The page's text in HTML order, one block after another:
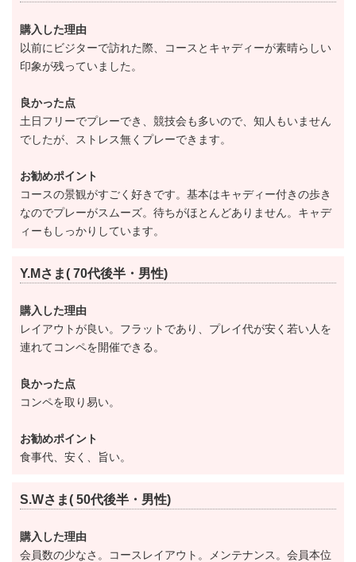
アスレチックガーデンゴルフ倶楽部のプレースタイル
はキャディー付き、徒歩が基本となります。
またセルフプレーの場合はフェアウェイの乗り入れOK
の乗用カート（2人用）の貸出を行っております。
キャディはコースアドバイザーとしての教育に力を入
れており、質の高さは評判です。
正確なコース読み、的確なアドバイスでゴルファーの1
日をサポート致します。
アスレチックガーデンゴルフ倶楽部のクラブハウスは
エントランスは吹き抜け天井、丸型の窓にはステンド
グラスが施されており開放感があります。
館内には落ち着いた雰囲気のロビー、アンティーク家
具と暖炉があるお洒落なラウンジがあります。
また、ロッカールームや浴室、レストラン・コンペル
ーム、売店も完備しています。
女性の目線で造られたパウダーコーナーはゆっくりと
身支度が整えられるようプレイベートな空間を確保し
比べるとメンバー数が少なく600名です。
購入した理由
以前にビジターで訪れた際、コースとキャディーが素晴らしい
印象が残っていました。
良かった点
土日フリーでプレーでき、競技会も多いので、知人もいません
でしたが、ストレス無くプレーできます。
お勧めポイント
コースの景観がすごく好きです。基本はキャディー付きの歩き
なのでプレーがスムーズ。待ちがほとんどありません。キャデ
ィーもしっかりしています。
Y.Mさま( 70代後半・男性)
購入した理由
レイアウトが良い。フラットであり、プレイ代が安く若い人を
連れてコンペを開催できる。
良かった点
コンペを取り易い。
お勧めポイント
食事代、安く、旨い。
S.Wさま( 50代後半・男性)
購入した理由
会員数の少なさ。コースレイアウト。メンテナンス。会員本位